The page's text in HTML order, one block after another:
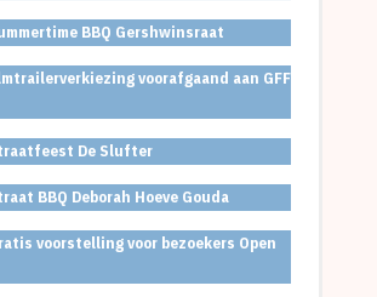
BBQ Gershwinsraat
voorafgaand aan GFF
De Slufter
BBQ Deborah Hoeve Gouda
voorstelling voor bezoekers Open